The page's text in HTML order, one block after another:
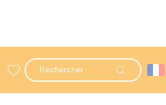
Recherche